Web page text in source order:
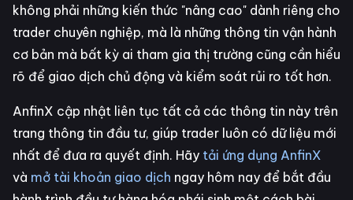
không phải những kiến thức "nâng cao" dành riêng cho
trader chuyên nghiệp, mà là những thông tin vận hành
cơ bản mà bất kỳ ai tham gia thị trường cũng cần hiểu
rõ để giao dịch chủ động và kiểm soát rủi ro tốt hơn.
AnfinX cập nhật liên tục tất cả các thông tin này trên
trang thông tin đầu tư, giúp trader luôn có dữ liệu mới
nhất để đưa ra quyết định. Hãy tải ứng dụng AnfinX
và mở tài khoản giao dịch ngay hôm nay để bắt đầu